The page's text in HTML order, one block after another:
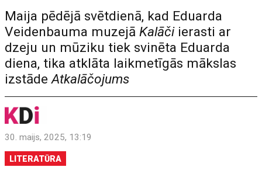
Maija pēdējā svētdienā, kad Eduarda
Veidenbauma muzejāKalāčiierasti ar
dzeju un mūziku tiek svinēta Eduarda
diena, tika atklāta laikmetīgās mākslas
izstādeAtkalāčojums
30. maijs, 2025, 13:19
LITERATŪRA